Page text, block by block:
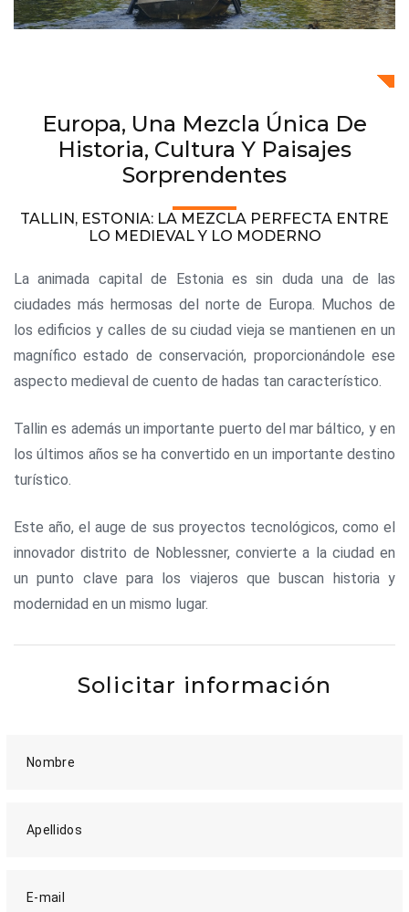
Europa, Una Mezcla Única De
Historia, Cultura Y Paisajes
Sorprendentes
TALLIN, ESTONIA: LA MEZCLA PERFECTA ENTRE
LO MEDIEVAL Y LO MODERNO
La animada capital de Estonia es sin duda una de las
ciudades más hermosas del norte de Europa. Muchos de
los edificios y calles de su ciudad vieja se mantienen en un
magnífico estado de conservación, proporcionándole ese
aspecto medieval de cuento de hadas tan característico.
Tallin es además un importante puerto del mar báltico, y en
los últimos años se ha convertido en un importante destino
turístico.
Este año, el auge de sus proyectos tecnológicos, como el
innovador distrito de Noblessner, convierte a la ciudad en
un punto clave para los viajeros que buscan historia y
modernidad en un mismo lugar.
Solicitar información
Nombre
Apellidos
E-mail